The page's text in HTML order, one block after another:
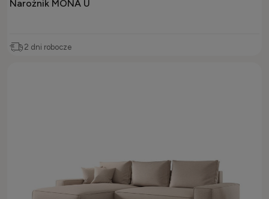
Narożnik MONA U
2 dni robocze